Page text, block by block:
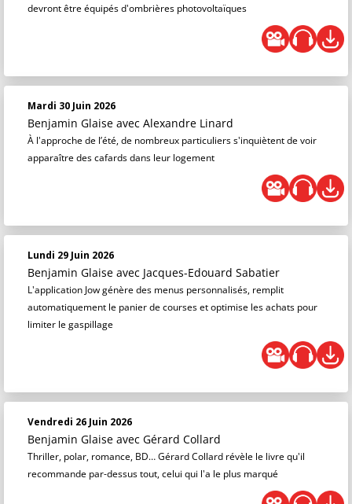
devront être équipés d'ombrières photovoltaïques
Mardi 30 Juin 2026
Benjamin Glaise avec Alexandre Linard
À l'approche de l’été, de nombreux particuliers s'inquiètent de voir
apparaître des cafards dans leur logement
Lundi 29 Juin 2026
Benjamin Glaise avec Jacques-Edouard Sabatier
L'application Jow génère des menus personnalisés, remplit
automatiquement le panier de courses et optimise les achats pour
limiter le gaspillage
Vendredi 26 Juin 2026
Benjamin Glaise avec Gérard Collard
Thriller, polar, romance, BD… Gérard Collard révèle le livre qu'il
recommande par-dessus tout, celui qui l'a le plus marqué